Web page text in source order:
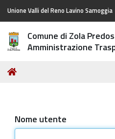
Unione Valli del Reno Lavino Samoggia
Comune di Zola
Amministrazione
Tu
Nome utente